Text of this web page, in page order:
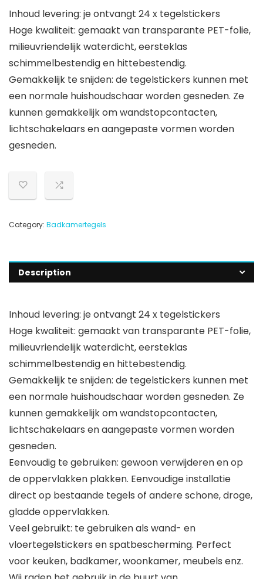
Inhoud levering: je ontvangt 24 x tegelstickers
Hoge kwaliteit: gemaakt van transparante PET-folie,
milieuvriendelijk waterdicht, eersteklas
schimmelbestendig en hittebestendig.
Gemakkelijk te snijden: de tegelstickers kunnen met
een normale huishoudschaar worden gesneden. Ze
kunnen gemakkelijk om wandstopcontacten,
lichtschakelaars en aangepaste vormen worden
gesneden.
Category: Badkamertegels
Description
Inhoud levering: je ontvangt 24 x tegelstickers
Hoge kwaliteit: gemaakt van transparante PET-folie,
milieuvriendelijk waterdicht, eersteklas
schimmelbestendig en hittebestendig.
Gemakkelijk te snijden: de tegelstickers kunnen met
een normale huishoudschaar worden gesneden. Ze
kunnen gemakkelijk om wandstopcontacten,
lichtschakelaars en aangepaste vormen worden
gesneden.
Eenvoudig te gebruiken: gewoon verwijderen en op
de oppervlakken plakken. Eenvoudige installatie
direct op bestaande tegels of andere schone, droge,
gladde oppervlakken.
Veel gebruikt: te gebruiken als wand- en
vloertegelstickers en spatbescherming. Perfect
voor keuken, badkamer, woonkamer, meubels enz.